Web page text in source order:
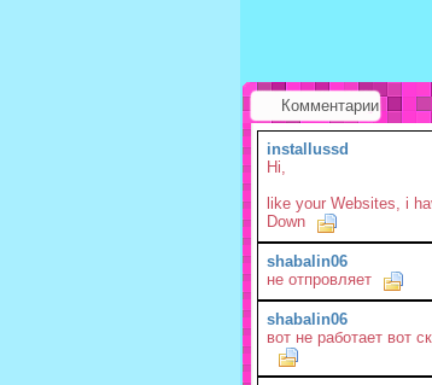
Комментарии
installussd
Hi,
like your Websites, i
Down
shabalin06
не отпровляет
shabalin06
вот не работает вот